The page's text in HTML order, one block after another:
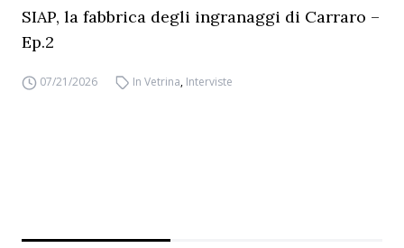
SIAP, la fabbrica degli ingranaggi di Carraro –
Ep.2
07/21/2026 In Vetrina, Interviste